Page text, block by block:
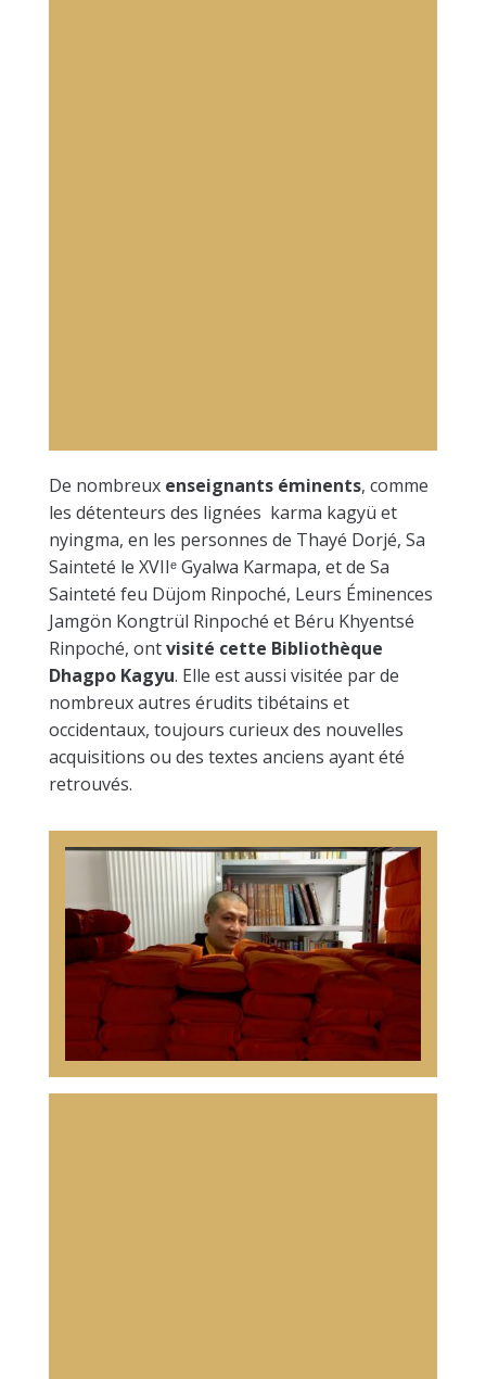
De nombreux enseignants éminents, comme
les détenteurs des lignées karma kagyü et
nyingma, en les personnes de Thayé Dorjé, Sa
Sainteté le XVIIᵉGyalwa Karmapa, et de Sa
Sainteté feu Düjom Rinpoché, Leurs Éminences
Jamgön Kongtrül Rinpoché et Béru Khyentsé
Rinpoché, ontvisité cette Bibliothèque
Dhagpo Kagyu. Elle est aussi visitée par de
nombreux autres érudits tibétains et
occidentaux, toujours curieux des nouvelles
acquisitions ou des textes anciens ayant été
retrouvés.